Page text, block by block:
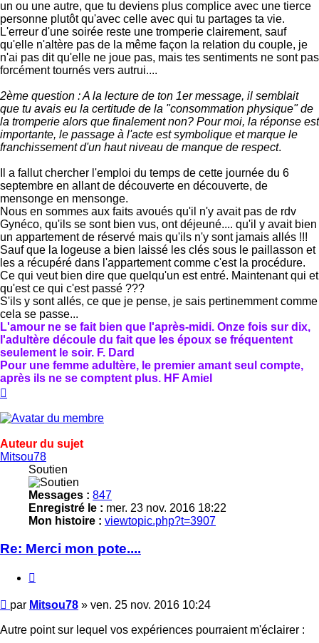
un ou une autre, que tu deviens plus complice avec une tierce
personne plutôt qu'avec celle avec qui tu partages ta vie.
L'erreur d'une soirée reste une tromperie clairement, sauf
qu'elle n'altère pas de la même façon la relation du couple, je
n'ai pas dit qu'elle ne joue pas, mais tes sentiments ne sont pas
forcément tournés vers autrui....
2ème question : A la lecture de ton 1er message, il semblait
que tu avais eu la certitude de la "consommation physique" de
la tromperie alors que finalement non? Pour moi, la réponse est
importante, le passage à l'acte est symbolique et marque le
franchissement d'un haut niveau de manque de respect.
Il a fallut chercher l'emploi du temps de cette journée du 6
septembre en allant de découverte en découverte, de
mensonge en mensonge.
Nous en sommes aux faits avoués qu'il n'y avait pas de rdv
Gynéco, qu'ils se sont bien vus, ont déjeuné.... qu'il y avait bien
un appartement de réservé mais qu'ils n'y sont jamais allés !!!
Sauf que la logeuse a bien laissé les clés sous le paillasson et
les a récupéré dans l'appartement comme c'est la procédure.
Ce qui veut bien dire que quelqu'un est entré. Maintenant qui et
qu'est ce qui c'est passé ???
S'ils y sont allés, ce que je pense, je sais pertinemment comme
cela se passe...
L'amour ne se fait bien que l'après-midi. Onze fois sur dix,
l'adultère découle du fait que les époux se fréquentent
seulement le soir. F. Dard
Pour une femme adultère, le premier amant seul compte,
après ils ne se comptent plus. HF Amiel
Auteur du sujet
Mitsou78
Soutien
Messages : 847
Enregistré le : mer. 23 nov. 2016 18:22
Mon histoire : viewtopic.php?t=3907
Re: Merci mon pote....
Message
par Mitsou78 » ven. 25 nov. 2016 10:24
Autre point sur lequel vos expériences pourraient m'éclairer :